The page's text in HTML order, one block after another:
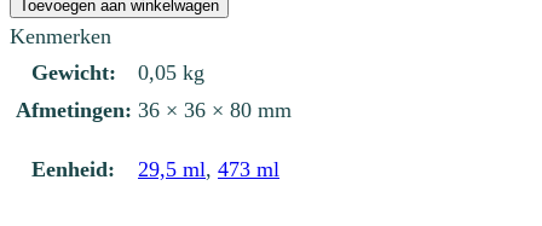
Dutch
Blue
aantal
Toevoegen aan winkelwagen
Kenmerken
Gewicht:
0,05 kg
Afmetingen: 36 × 36 × 80 mm
Eenheid: 29,5 ml, 473 ml